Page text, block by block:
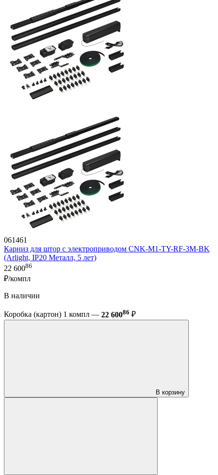
061461
Карниз для штор с электроприводом CNK-M1-TY-RF-3M-BK
(Arlight, IP20 Металл, 5 лет)
22 60086
₽/компл
В наличии
Коробка (картон) 1 компл — 22 60086 ₽
В корзину